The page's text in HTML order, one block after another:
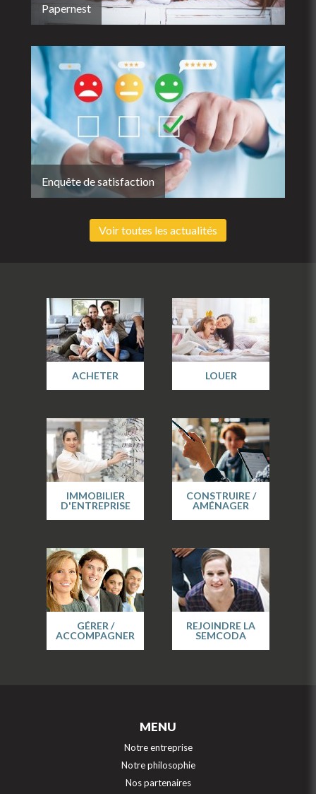
Papernest
Enquête de satisfaction
Voir toutes les actualités
ACHETER LOUER
IMMOBILIER
D'ENTREPRISE
CONSTRUIRE /
AMÉNAGER
GÉRER /
ACCOMPAGNER
REJOINDRE LA
SEMCODA
MENU
Notre entreprise
Notre philosophie
Nos partenaires